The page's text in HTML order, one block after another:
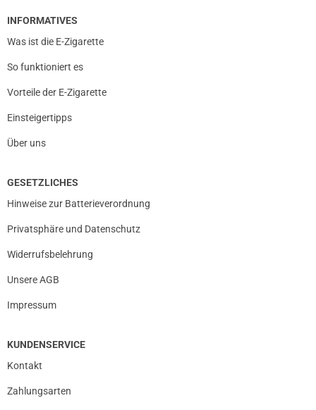
INFORMATIVES
Was ist die E-Zigarette
So funktioniert es
Vorteile der E-Zigarette
Einsteigertipps
Über uns
GESETZLICHES
Hinweise zur Batterieverordnung
Privatsphäre und Datenschutz
Widerrufsbelehrung
Unsere AGB
Impressum
KUNDENSERVICE
Kontakt
Zahlungsarten